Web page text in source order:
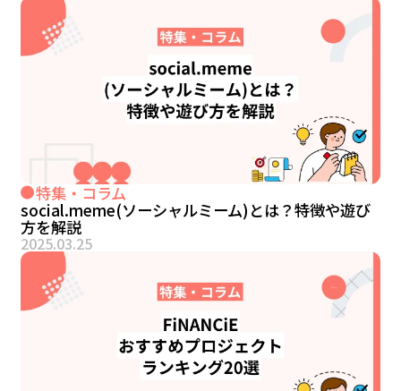
特集・コラム
social.meme(ソーシャルミーム)とは？特徴や遊び
方を解説
2025.03.25